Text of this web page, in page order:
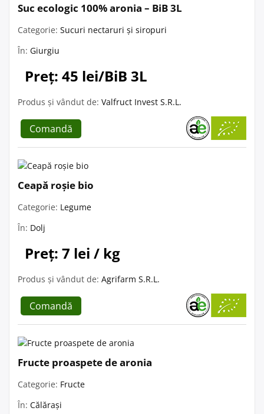
Suc ecologic 100% aronia – BiB 3L
Categorie: Sucuri nectaruri și siropuri
În: Giurgiu
Preț: 45 lei/BiB 3L
Produs și vândut de: Valfruct Invest S.R.L.
Comandă
Ceapă roșie bio
Categorie: Legume
În: Dolj
Preț: 7 lei / kg
Produs și vândut de: Agrifarm S.R.L.
Comandă
Fructe proaspete de aronia
Categorie: Fructe
În: Călărași